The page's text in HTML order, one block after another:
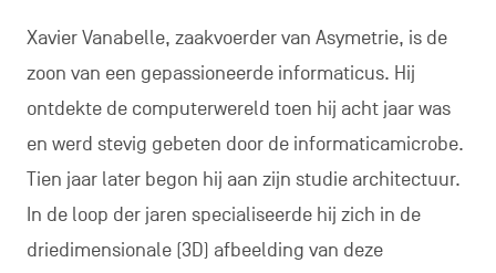
Xavier Vanabelle, zaakvoerder van Asymetrie, is de
zoon van een gepassioneerde informaticus. Hij
ontdekte de computerwereld toen hij acht jaar was
en werd stevig gebeten door de informaticamicrobe.
Tien jaar later begon hij aan zijn studie architectuur.
In de loop der jaren specialiseerde hij zich in de
driedimensionale (3D) afbeelding van deze